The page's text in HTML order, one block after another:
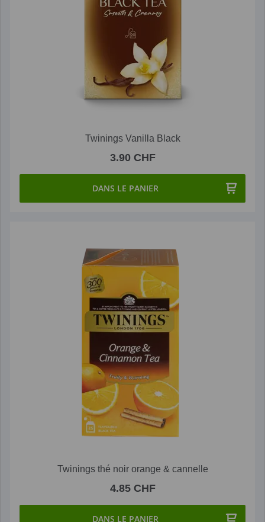
Twinings Vanilla Black
3.90 CHF
DANS LE PANIER
Twinings thé noir orange & cannelle
4.85 CHF
DANS LE PANIER